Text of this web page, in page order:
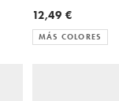
12,49 €
MÁS COLORES